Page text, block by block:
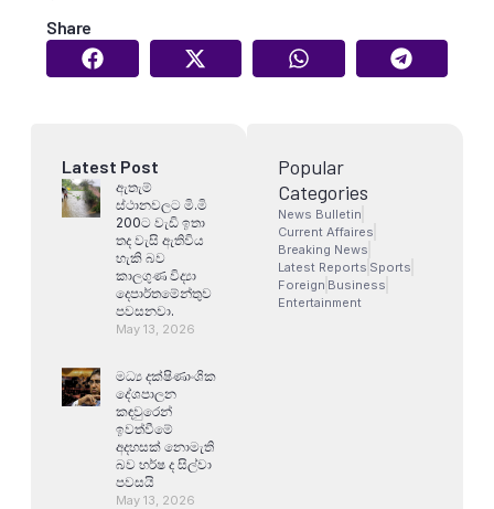
Share
Latest Post
ඇතැම්
ස්ථානවලට මි.මි
200ට වැඩි ඉතා
තද වැසි ඇතිවිය
හැකි බව
කාලගුණ විද්‍යා
දෙපාර්තමේන්තුව
පවසනවා.
May 13, 2026
මධ්‍ය දක්ෂිණාංශික
දේශපාලන
කඳවුරෙන්
ඉවත්වීමේ
අදහසක් නොමැති
බව හර්ෂ ද සිල්වා
පවසයි
May 13, 2026
Popular
Categories
News Bulletin
Current Affaires
Breaking News
Latest Reports Sports
Foreign Business
Entertainment